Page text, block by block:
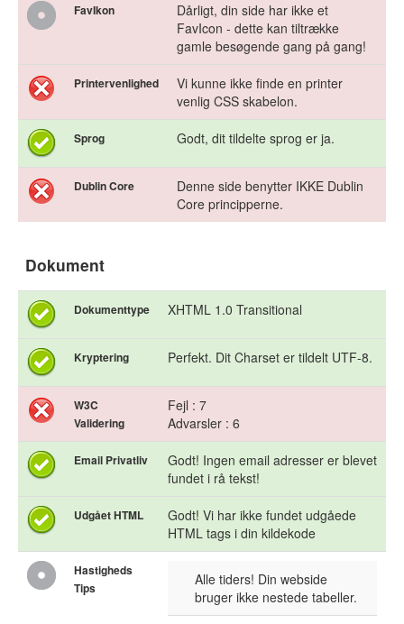
FavIkon
Dårligt, din side har ikke et
FavIcon - dette kan tiltrække
gamle besøgende gang på gang!
Printervenlighed
Vi kunne ikke finde en printer
venlig CSS skabelon.
Sprog Godt, dit tildelte sprog er ja.
Dublin Core
Denne side benytter IKKE Dublin
Core principperne.
Dokument
Dokumenttype XHTML 1.0 Transitional
Kryptering Perfekt. Dit Charset er tildelt UTF-8.
W3C
Validering
Fejl : 7
Advarsler : 6
Email Privatliv
Godt! Ingen email adresser er blevet
fundet i rå tekst!
Udgået HTML
Godt! Vi har ikke fundet udgåede
HTML tags i din kildekode
Hastigheds
Tips
Alle tiders! Din webside
bruger ikke nestede tabeller.